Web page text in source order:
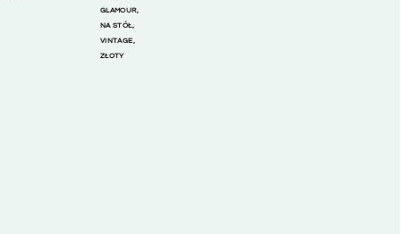
GLAMOUR,
NA STÓŁ
VINTAGE
ZŁOTY